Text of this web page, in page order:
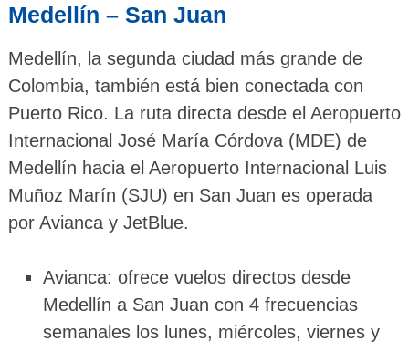
Medellín – San Juan
Medellín, la segunda ciudad más grande de
Colombia, también está bien conectada con
Puerto Rico. La ruta directa desde el Aeropuerto
Internacional José María Córdova (MDE) de
Medellín hacia el Aeropuerto Internacional Luis
Muñoz Marín (SJU) en San Juan es operada
por Avianca y JetBlue.
Avianca: ofrece vuelos directos desde
Medellín a San Juan con 4 frecuencias
semanales los lunes, miércoles, viernes y